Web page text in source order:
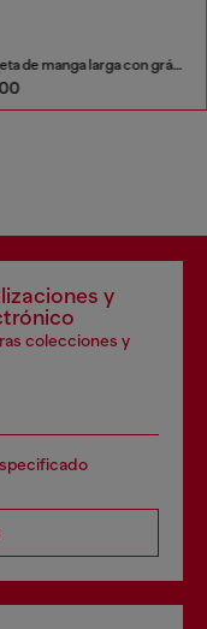
Camiseta de manga larga con gráfico de Phoenix
y
colecciones y